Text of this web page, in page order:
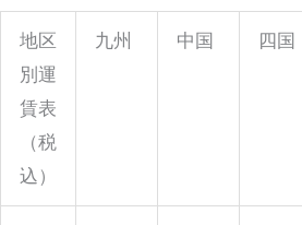
地区
別運
賃表
（税
込）
九州 中国 四国